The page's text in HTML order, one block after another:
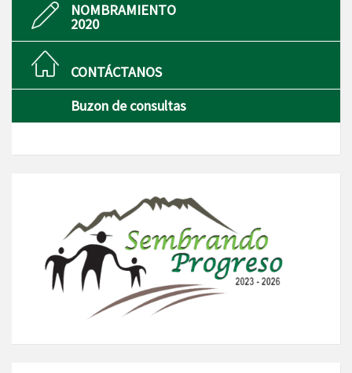
NOMBRAMIENTO
2020
CONTÁCTANOS
Buzon de consultas